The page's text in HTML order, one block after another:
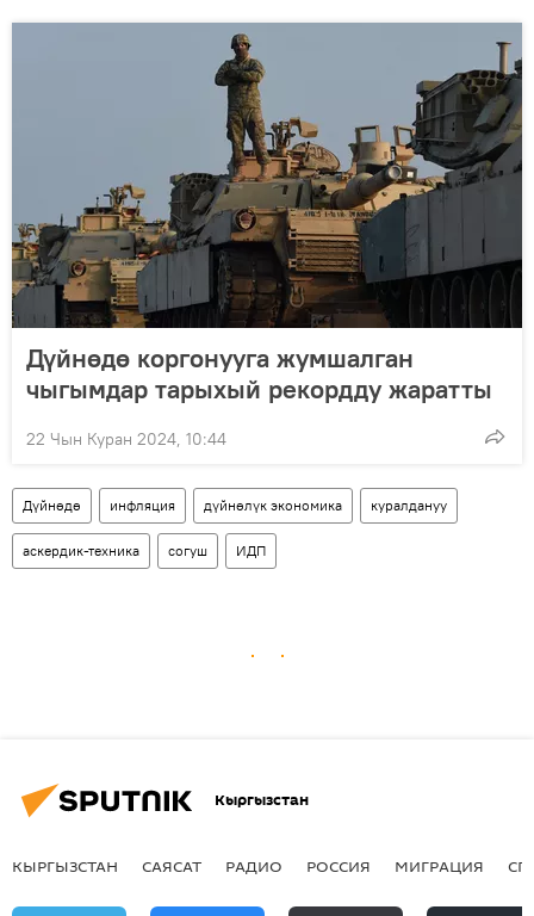
Дүйнөдө коргонууга жумшалган
чыгымдар тарыхый рекордду жаратты
22 Чын Куран 2024, 10:44
Дүйнөдө инфляция дүйнөлүк экономика куралдануу
аскердик-техника согуш ИДП
Кыргызстан
КЫРГЫЗСТАН САЯСАТ РАДИО РОССИЯ МИГРАЦИЯ